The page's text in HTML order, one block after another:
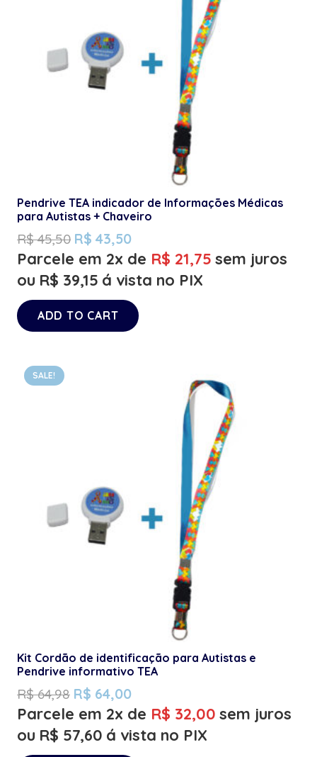
Pendrive TEA indicador de Informações Médicas
para Autistas + Chaveiro
R$45,50 R$ 43,50
Parcele em 2x de R$ 21,75 sem juros
ou R$ 39,15 á vista no PIX
ADD TO CART
SALE!
Kit Cordão de identificação para Autistas e
Pendrive informativo TEA
R$64,98 R$ 64,00
Parcele em 2x de R$ 32,00 sem juros
ou R$ 57,60 á vista no PIX